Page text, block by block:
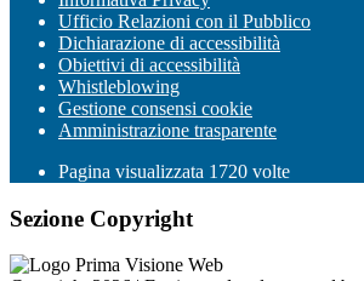
Ufficio Relazioni con il Pubblico
Dichiarazione di accessibilità
Obiettivi di accessibilità
Whistleblowing
Gestione consensi cookie
Amministrazione trasparente
Pagina visualizzata 1720 volte
Sezione Copyright